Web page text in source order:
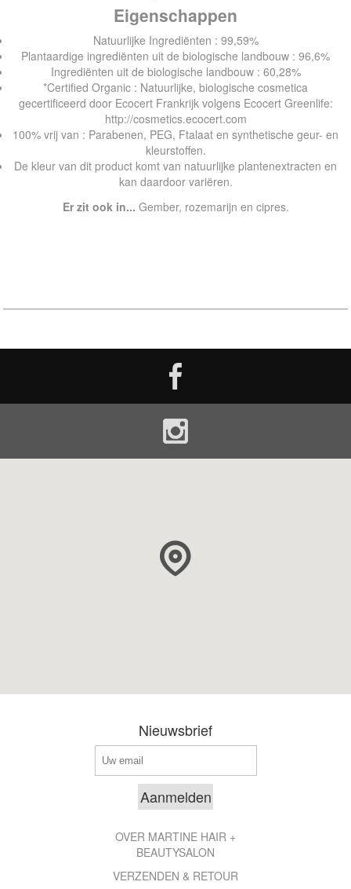
Eigenschappen
Natuurlijke Ingrediënten : 99,59%
Plantaardige ingrediënten uit de biologische landbouw : 96,6%
Ingrediënten uit de biologische landbouw : 60,28%
*Certified Organic : Natuurlijke, biologische cosmetica
gecertificeerd door Ecocert Frankrijk volgens Ecocert Greenlife:
http://cosmetics.ecocert.com
100% vrij van : Parabenen, PEG, Ftalaat en synthetische geur- en
kleurstoffen.
De kleur van dit product komt van natuurlijke plantenextracten en
kan daardoor variëren.
Er zit ook in... Gember, rozemarijn en cipres.
Nieuwsbrief
OVER MARTINE HAIR +
BEAUTYSALON
VERZENDEN & RETOUR